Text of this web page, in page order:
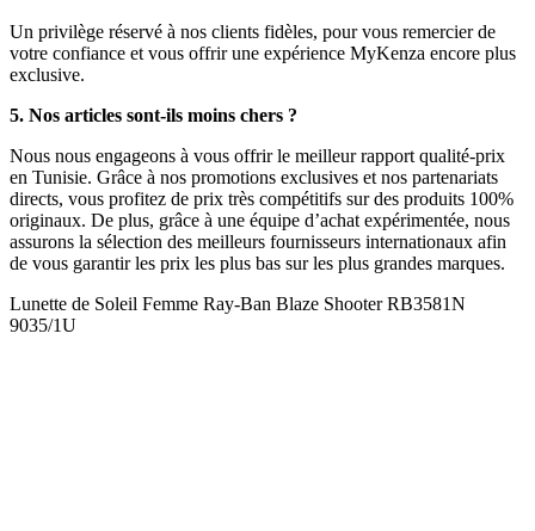
Un privilège réservé à nos clients fidèles, pour vous remercier de
votre confiance et vous offrir une expérience MyKenza encore plus
exclusive.
5. Nos articles sont-ils moins chers ?
Nous nous engageons à vous offrir le meilleur rapport qualité-prix
en Tunisie. Grâce à nos promotions exclusives et nos partenariats
directs, vous profitez de prix très compétitifs sur des produits 100%
originaux. De plus, grâce à une équipe d’achat expérimentée, nous
assurons la sélection des meilleurs fournisseurs internationaux afin
de vous garantir les prix les plus bas sur les plus grandes marques.
Lunette de Soleil Femme Ray-Ban Blaze Shooter RB3581N
9035/1U